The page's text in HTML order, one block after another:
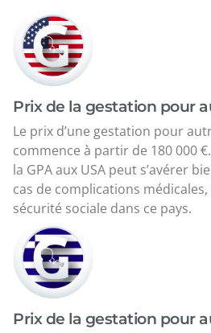
Prix de la gestation pour
Le prix d’une gestation pour
commence à partir de 180 000
la GPA aux USA peut s’avérer
cas de complications médicales,
sécurité sociale dans ce pays.
Prix de la gestation pour